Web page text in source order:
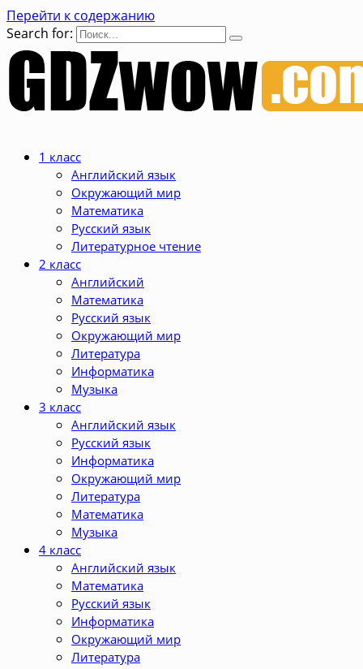
Перейти к содержанию
Search for:
1 класс
Английский язык
Окружающий мир
Математика
Русский язык
Литературное чтение
2 класс
Английский
Математика
Русский язык
Окружающий мир
Литература
Информатика
Музыка
3 класс
Английский язык
Русский язык
Информатика
Окружающий мир
Литература
Математика
Музыка
4 класс
Английский язык
Математика
Русский язык
Информатика
Окружающий мир
Литература